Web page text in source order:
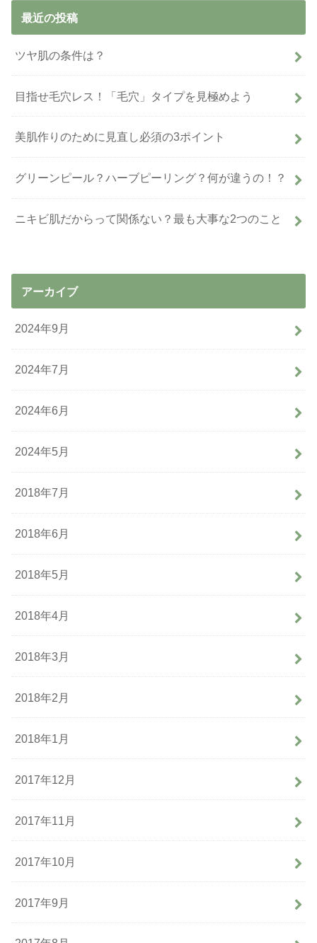
最近の投稿
ツヤ肌の条件は？
目指せ毛穴レス！「毛穴」タイプを見極めよう
美肌作りのために見直し必須の3ポイント
グリーンピール？ハーブピーリング？何が違うの！？
ニキビ肌だからって関係ない？最も大事な2つのこと
アーカイブ
2024年9月
2024年7月
2024年6月
2024年5月
2018年7月
2018年6月
2018年5月
2018年4月
2018年3月
2018年2月
2018年1月
2017年12月
2017年11月
2017年10月
2017年9月